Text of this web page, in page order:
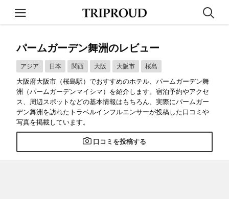
パームガーデン舞洲のレビュー
アジア 日本 関西 大阪 大阪市 桜島
大阪府大阪市（桜島駅）でおすすめのホテル、パームガーデン舞
洲（パームガーデンマイシマ）を紹介します。宿泊予約やアクセ
ス、周辺スポットなどの基本情報はもちろん、実際にパームガー
デン舞洲を訪れたトラベルインフルエンサーが投稿した口コミや
写真を掲載しています。
口コミを投稿する